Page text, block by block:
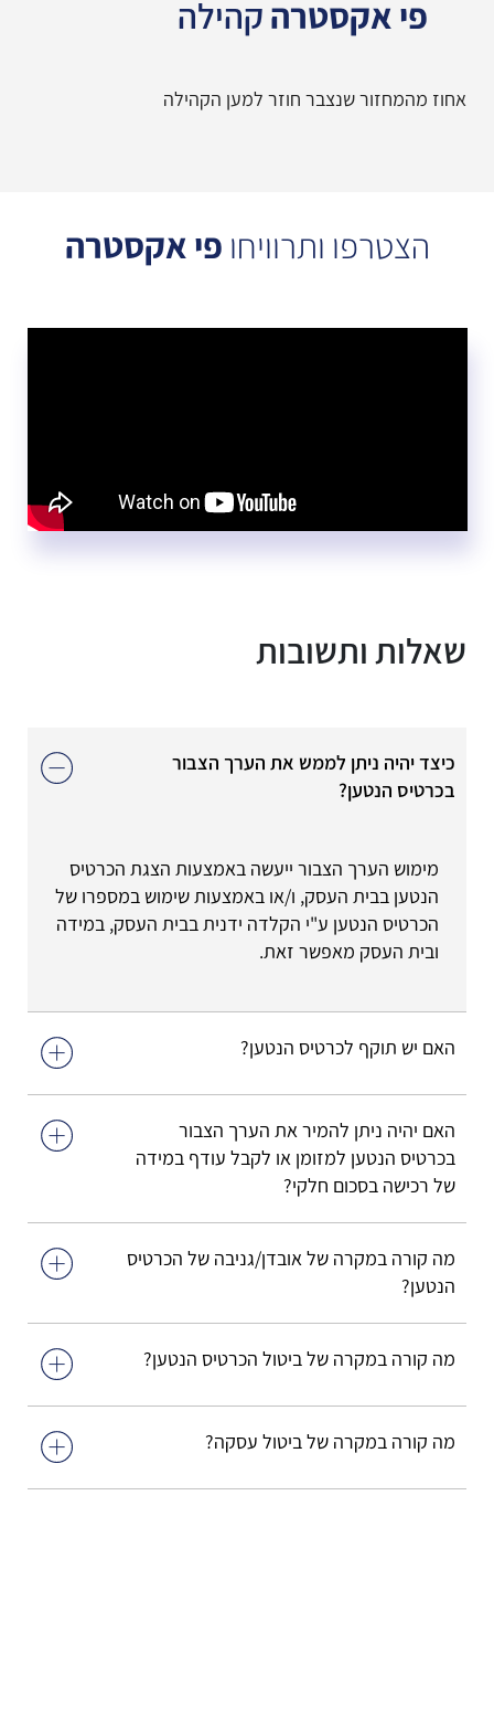
פי אקסטרה קהילה
אחוז מהמחזור שנצבר חוזר למען הקהילה
הצטרפו ותרוויחו פי אקסטרה
שאלות ותשובות
כיצד יהיה ניתן לממש את הערך הצבור
בכרטיס הנטען?
מימוש הערך הצבור ייעשה באמצעות הצגת הכרטיס
הנטען בבית העסק, ו/או באמצעות שימוש במספרו של
הכרטיס הנטען ע"י הקלדה ידנית בבית העסק, במידה
ובית העסק מאפשר זאת.
האם יש תוקף לכרטיס הנטען?
האם יהיה ניתן להמיר את הערך הצבור
בכרטיס הנטען למזומן או לקבל עודף במידה
של רכישה בסכום חלקי?
מה קורה במקרה של אובדן/גניבה של הכרטיס
הנטען?
מה קורה במקרה של ביטול הכרטיס הנטען?
מה קורה במקרה של ביטול עסקה?